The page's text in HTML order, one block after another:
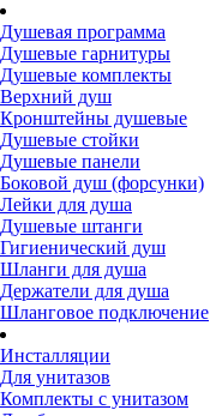
Душевая программа
Душевые гарнитуры
Душевые комплекты
Верхний душ
Кронштейны душевые
Душевые стойки
Душевые панели
Боковой душ (форсунки)
Лейки для душа
Душевые штанги
Гигиенический душ
Шланги для душа
Держатели для душа
Шланговое подключение
Инсталляции
Для унитазов
Комплекты с унитазом